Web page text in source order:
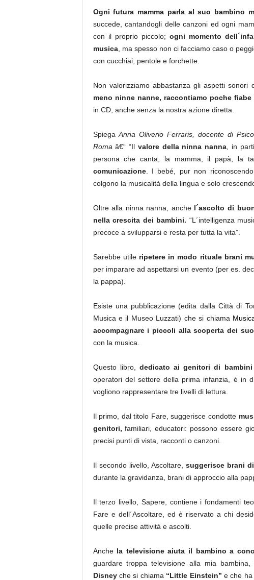
Ogni futura mamma parla al suo bambino
succede, cantandogli delle canzoni ed ogni
con il proprio piccolo; ogni momento
musica, ma spesso non ci facciamo caso o
con cucchiai, pentole e forchette.
Non valorizziamo abbastanza gli aspetti sonori
meno ninne nanne, raccontiamo poche fiabe
in CD, anche senza la nostra azione diretta.
SpiegaAnna Oliverio Ferraris, docente di
Roma â€“ “Il valore della ninna nanna , in
persona che canta, la mamma, il papà, la
comunicazione. I bebé, pur non
colgono la musicalità della lingua e solo
Oltre alla ninna nanna, anche l´ascolto di
nella crescita dei bambini. “L´intelligenza
precoce a svilupparsi e resta per tutta la vita”.
Sarebbe utile ripetere in modo rituale brani
per imparare ad aspettarsi un evento (per es.
la pappa).
Esiste una pubblicazione (edita dalla Città di
Musica e il Museo Luzzati) che si chiama
accompagnare i piccoli alla scoperta dei
con la musica.
Questo libro, dedicato ai genitori di
operatori del settore della prima infanzia, è in
vogliono rappresentare tre livelli di lettura.
Il primo, dal titolo Fare, suggerisce condotte
genitori, familiari, educatori: possono essere
precisi punti di vista, racconti o canzoni.
Il secondo livello, Ascoltare, suggerisce brani
durante la gravidanza, brani di approccio alla
Il terzo livello, Sapere, contiene i fondamenti
Fare e dell´Ascoltare, ed è riservato a chi
quelle precise attività e ascolti.
Anche la televisione aiuta il bambino a
guardare troppa televisione alla mia
Disneyche si chiama “Little Einstein” e che